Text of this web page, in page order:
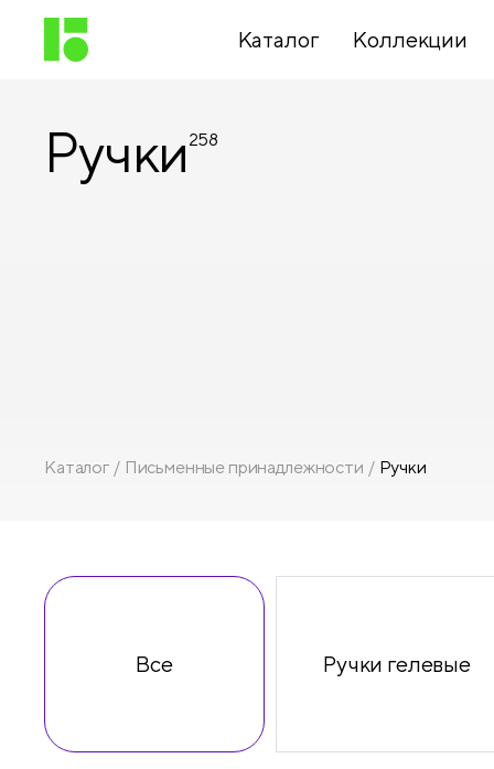
Каталог
Письменные
Чертежные
Коллекции
Ручки 258
Каталог Письменные принадлежности Ручки
Все Ручки гелевые